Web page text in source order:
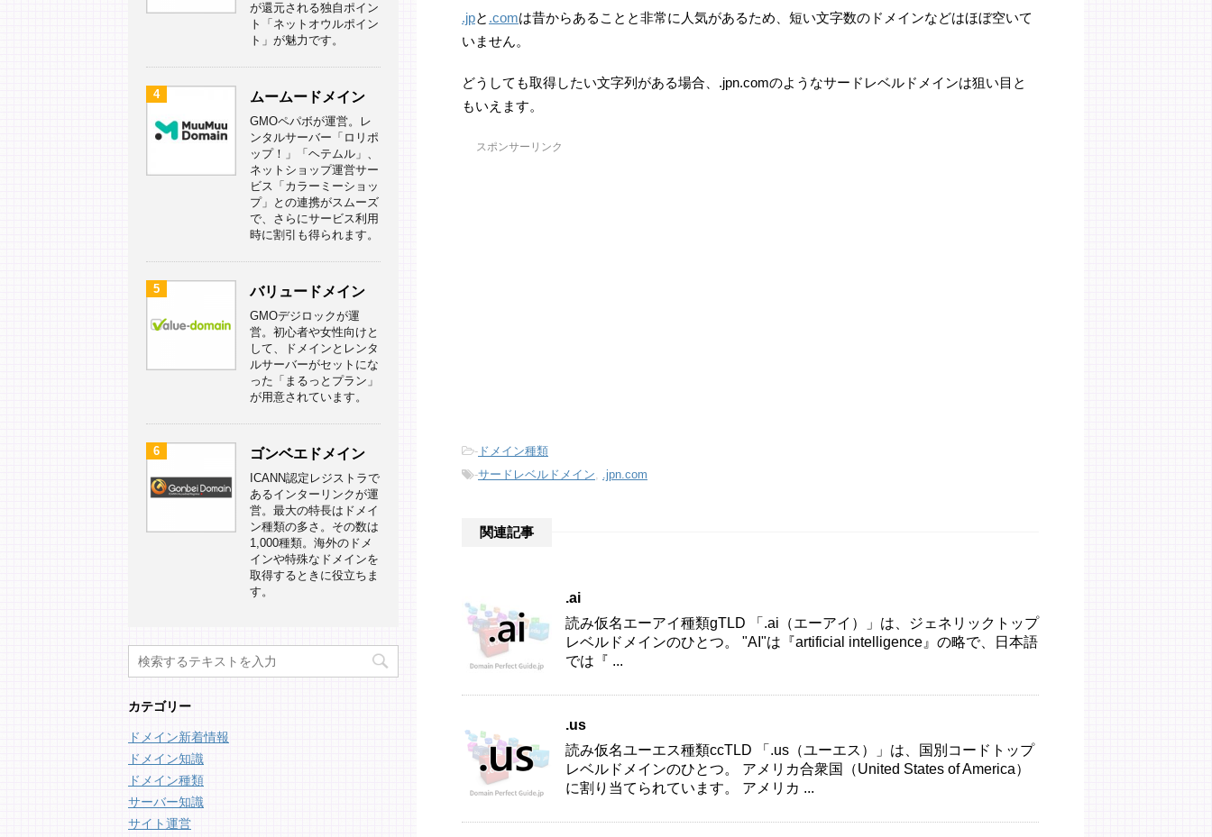
.jpと .comは昔からあることと非常に人気があるため、短い文字数のドメインなどはほぼ空いて
いません。
どうしても取得したい文字列がある場合、.jpn.comのようなサードレベルドメインは狙い目と
もいえます。
スポンサーリンク
- ドメイン種類
-サードレベルドメイン .jpn.com
関連記事
.ai
読み仮名エーアイ種類gTLD 「.ai（エーアイ）」は、ジェネリックトップ
レベルドメインのひとつ。 "AI"は『artificial intelligence』の略で、日本語
では『 ...
.us
読み仮名ユーエス種類ccTLD 「.us（ユーエス）」は、国別コードトップ
レベルドメインのひとつ。 アメリカ合衆国（United States of America）
に割り当てられています。 アメリカ ...
が還元される独自ポイン
ト「ネットオウルポイン
ト」が魅力です。
4 ムームードメイン
GMOペパボが運営。レ
ンタルサーバー「ロリポ
ップ！」「ヘテムル」、
ネットショップ運営サー
ビス「カラーミーショッ
プ」との連携がスムーズ
で、さらにサービス利用
時に割引も得られます。
5 バリュードメイン
GMOデジロックが運
営。初心者や女性向けと
して、ドメインとレンタ
ルサーバーがセットにな
った「まるっとプラン」
が用意されています。
6 ゴンベエドメイン
ICANN認定レジストラで
あるインターリンクが運
営。最大の特長はドメイ
ン種類の多さ。その数は
1,000種類。海外のドメ
インや特殊なドメインを
取得するときに役立ちま
す。
カテゴリー
ドメイン新着情報
ドメイン知識
ドメイン種類
サーバー知識
サイト運営